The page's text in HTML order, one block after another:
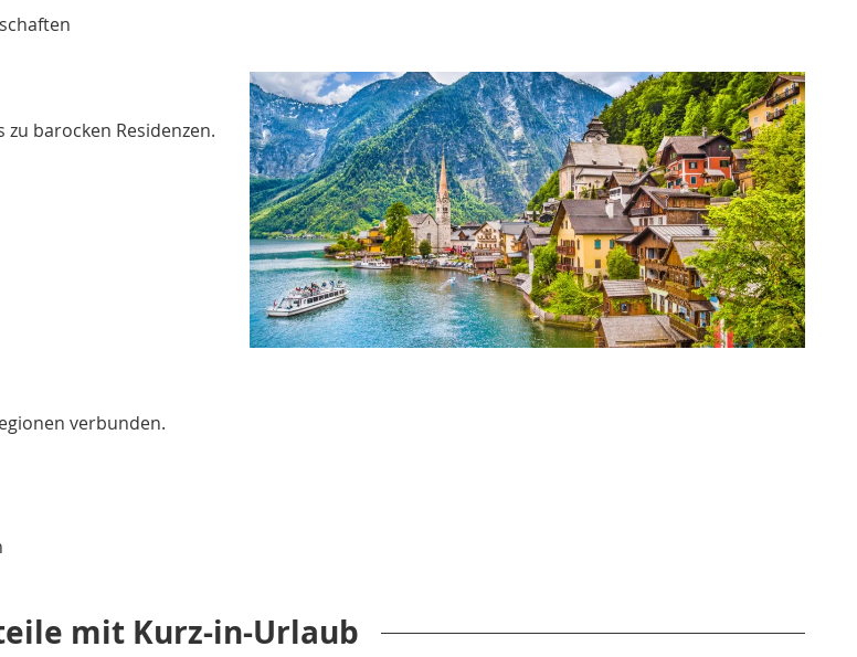
barocken Residenzen.
verbunden.
mit Kurz-in-Urlaub